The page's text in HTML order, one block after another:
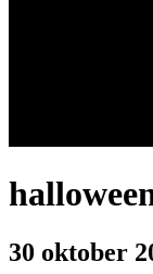
30 oktober